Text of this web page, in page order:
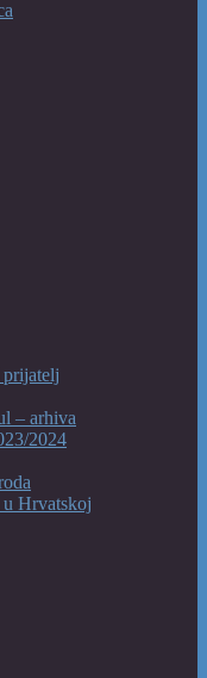
prijatelj
– arhiva
2024
Hrvatskoj